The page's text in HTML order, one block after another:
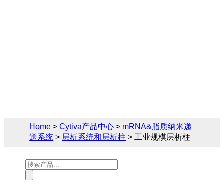
Home >Cytiva产品中心 > mRNA&脂质纳米递
送系统 > 层析系统和层析柱 > 工业规模层析柱
Products
search